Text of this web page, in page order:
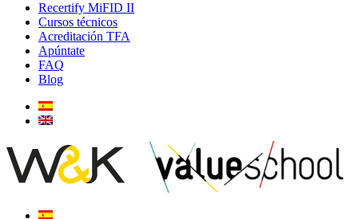
Recertify MiFID II
Cursos técnicos
Acreditación TFA
Apúntate
FAQ
Blog